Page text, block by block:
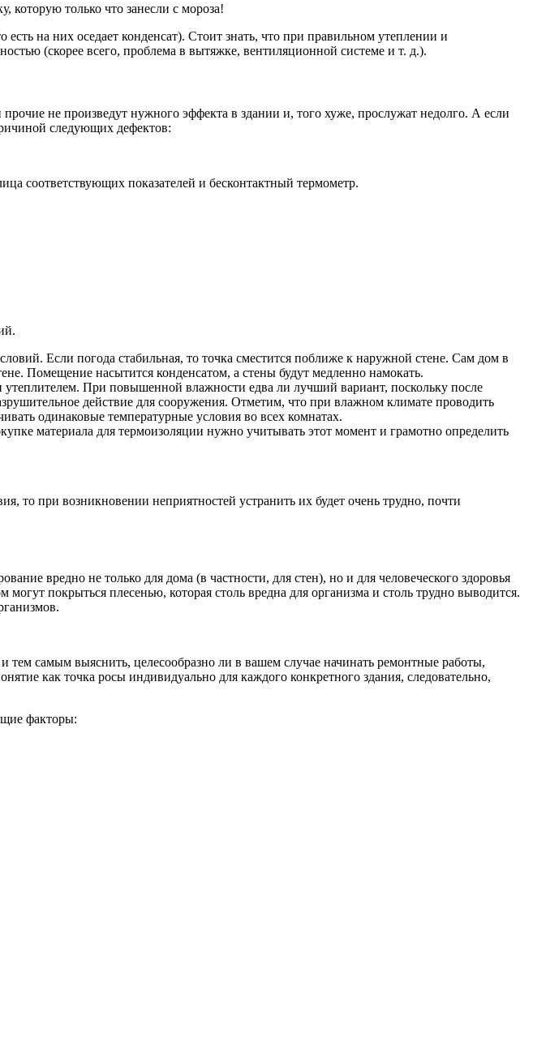
только что занесли с мороза!
на них оседает конденсат). Стоит знать, что при правильном утеплении и
(скорее всего, проблема в вытяжке, вентиляционной системе и т. д.).
не произведут нужного эффекта в здании и, того хуже, прослужат недолго. А если
следующих дефектов:
соответствующих показателей и бесконтактный термометр.
Если погода стабильная, то точка сместится поближе к наружной стене. Сам дом в
Помещение насытится конденсатом, а стены будут медленно намокать.
утеплителем. При повышенной влажности едва ли лучший вариант, поскольку после
действие для сооружения. Отметим, что при влажном климате проводить
одинаковые температурные условия во всех комнатах.
материала для термоизоляции нужно учитывать этот момент и грамотно определить
то при возникновении неприятностей устранить их будет очень трудно, почти
вредно не только для дома (в частности, для стен), но и для человеческого здоровья
покрыться плесенью, которая столь вредна для организма и столь трудно выводится.
тем самым выяснить, целесообразно ли в вашем случае начинать ремонтные работы,
как точка росы индивидуально для каждого конкретного здания, следовательно,
факторы: